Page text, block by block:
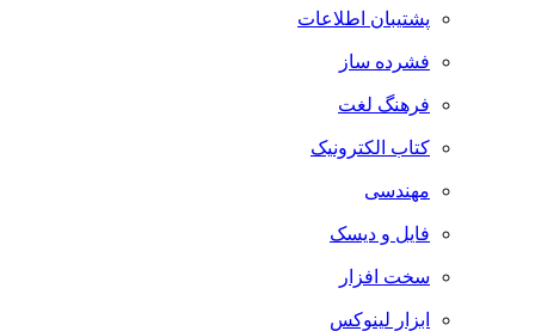
پشتیبان اطلاعات
فشرده ساز
فرهنگ لغت
کتاب الکترونیک
مهندسی
فایل و دیسک
سخت افزار
ابزار لینوکس